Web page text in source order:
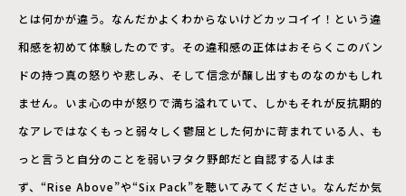
とは何かが違う。なんだかよくわからないけどカッコイイ！という違
和感を初めて体験したのです。その違和感の正体はおそらくこのバン
ドの持つ真の怒りや悲しみ、そして信念が醸し出すものなのかもしれ
ません。いま心の中が怒りで満ち溢れていて、しかもそれが反抗期的
なアレではなくもっと弱々しく鬱屈とした何かに苛まれている人、も
っと言うと自分のことを弱いヲタク野郎だと自認する人はま
ず、“Rise Above”や“Six Pack”を聴いてみてください。なんだか気